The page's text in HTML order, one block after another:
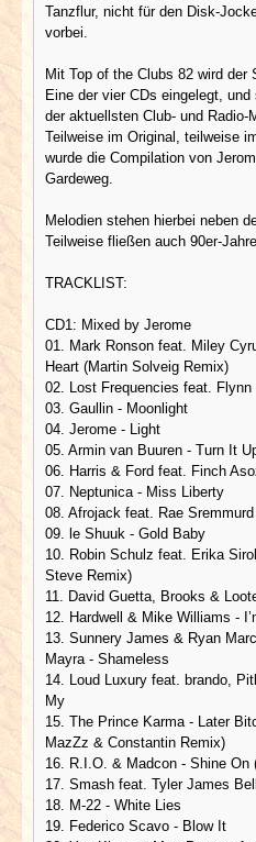
Tanzflur, nicht für den Disk-
vorbei.
Mit Top of the Clubs 82 wird der
Eine der vier CDs eingelegt,
der aktuellsten Club- und Radio-
Teilweise im Original, teilweise
wurde die Compilation von
Gardeweg.
Melodien stehen hierbei neben
Teilweise fließen auch 90er-
TRACKLIST:
CD1: Mixed by Jerome
01. Mark Ronson feat. Miley
Heart (Martin Solveig Remix)
02. Lost Frequencies feat. Flynn
03. Gaullin - Moonlight
04. Jerome - Light
05. Armin van Buuren - Turn It
06. Harris & Ford feat. Finch
07. Neptunica - Miss Liberty
08. Afrojack feat. Rae
09. le Shuuk - Gold Baby
10. Robin Schulz feat. Erika
Steve Remix)
11. David Guetta, Brooks &
12. Hardwell & Mike Williams -
13. Sunnery James & Ryan
Mayra - Shameless
14. Loud Luxury feat. brando,
My
15. The Prince Karma - Later
MazZz & Constantin Remix)
16. R.I.O. & Madcon - Shine On
17. Smash feat. Tyler James
18. M-22 - White Lies
19. Federico Scavo - Blow It